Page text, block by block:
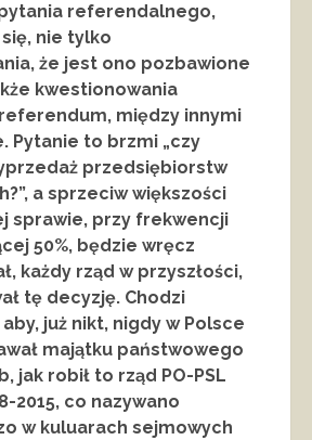
referendalnego,
nie tylko
że jest ono pozbawione
kwestionowania
między innymi
Pytanie to brzmi „czy
przedsiębiorstw
a sprzeciw większości
sprawie, przy frekwencji
50%, będzie wręcz
każdy rząd w przyszłości,
tę decyzję. Chodzi
już nikt, nigdy w Polsce
majątku państwowego
jak robił to rząd PO-PSL
2015, co nazywano
w kuluarach sejmowych